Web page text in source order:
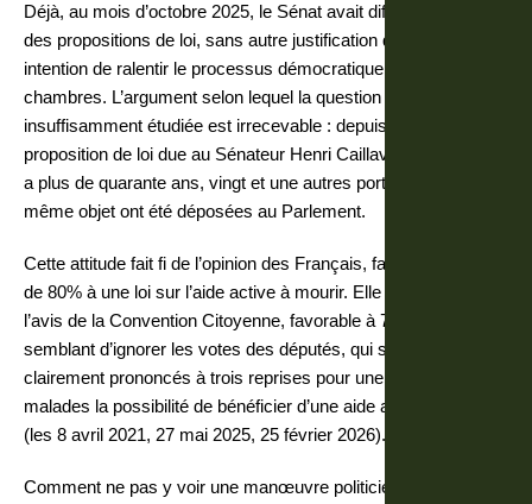
Déjà, au mois d’octobre 2025, le Sénat avait différé l’examen
des propositions de loi, sans autre justification que son
intention de ralentir le processus démocratique entre les deux
chambres. L’argument selon lequel la question aurait été
insuffisamment étudiée est irrecevable : depuis la première
proposition de loi due au Sénateur Henri Caillavet en 1978, il y
a plus de quarante ans, vingt et une autres portant sur le
même objet ont été déposées au Parlement.
Cette attitude fait fi de l’opinion des Français, favorables à plus
de 80% à une loi sur l’aide active à mourir. Elle tient pour nul
l’avis de la Convention Citoyenne, favorable à 75 %. Elle fait
semblant d’ignorer les votes des députés, qui se sont
clairement prononcés à trois reprises pour une loi offrant aux
malades la possibilité de bénéficier d’une aide active à mourir
(les 8 avril 2021, 27 mai 2025, 25 février 2026).
Comment ne pas y voir une manœuvre politicienne visant à